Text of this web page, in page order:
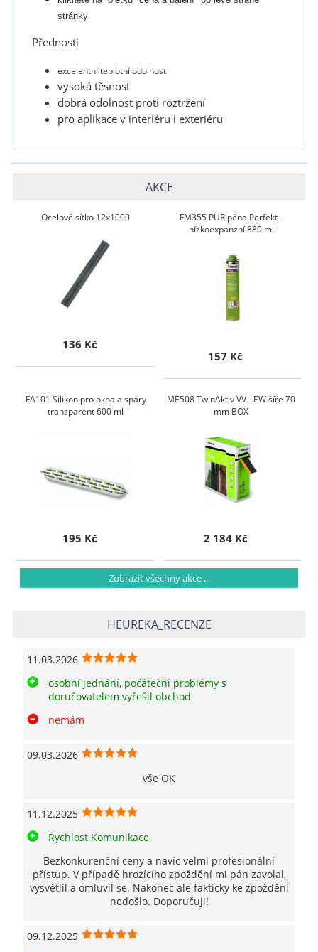
stránky
Přednosti
excelentní teplotní odolnost
vysoká těsnost
dobrá odolnost proti roztržení
pro aplikace v interiéru i exteriéru
AKCE
Ocelové sítko 12x1000
136 Kč
FM355 PUR pěna Perfekt -
nízkoexpanzní 880 ml
157 Kč
FA101 Silikon pro okna a spáry
transparent 600 ml
195 Kč
ME508 TwinAktiv VV - EW šíře 70
mm BOX
2 184 Kč
Zobrazit všechny akce ...
HEUREKA_RECENZE
11.03.2026
osobní jednání, počáteční problémy s
doručovatelem vyřešil obchod
nemám
09.03.2026
vše OK
11.12.2025
Rychlost Komunikace
Bezkonkurenční ceny a navíc velmi profesionální
přístup. V případě hrozícího zpoždění mi pán zavolal,
vysvětlil a omluvil se. Nakonec ale fakticky ke zpoždění
nedošlo. Doporučuji!
09.12.2025